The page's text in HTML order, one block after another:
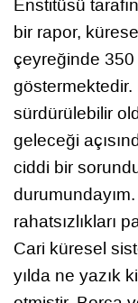
Enstitüsü
bir rapor,
çeyreğinde 350
sürdürülebilir
geleceği
ciddi bir
rahatsızlıkları
Cari küresel
yılda ne yazık